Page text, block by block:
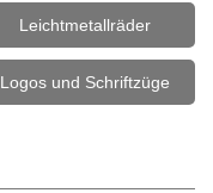
Leichtmetallräder
Logos und Schriftzüge